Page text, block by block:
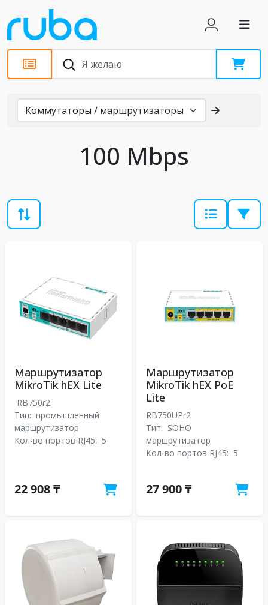
Каталог
100 Mbps
Маршрутизатор
MikroTik hEX Lite
RB750r2
Тип: промышленный
маршрутизатор
Кол-во портов RJ45: 5
22 908 ₸
Маршрутизатор
MikroTik hEX PoE
Lite
RB750UPr2
Тип: SOHO
маршрутизатор
Кол-во портов RJ45: 5
27 900 ₸